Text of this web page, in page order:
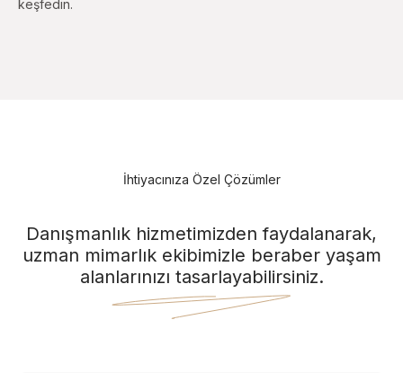
keşfedin.
İhtiyacınıza Özel Çözümler
Danışmanlık hizmetimizden faydalanarak,
uzman mimarlık ekibimizle beraber yaşam
alanlarınızı tasarlayabilirsiniz.